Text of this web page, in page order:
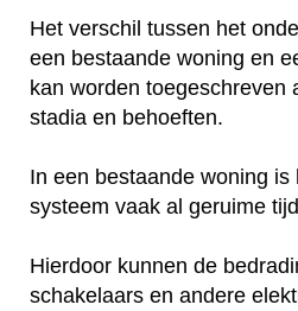
Het verschil tussen het
een bestaande woning en
kan worden toegeschreven
stadia en behoeften.
In een bestaande woning is
systeem vaak al geruime
Hierdoor kunnen de
schakelaars en andere